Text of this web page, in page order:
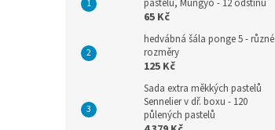
pastelů, Mungyo - 12 odstínů
65 Kč
hedvábná šála ponge 5 - různé
rozměry
125 Kč
Sada extra měkkých pastelů
Sennelier v dř. boxu - 120
půlených pastelů